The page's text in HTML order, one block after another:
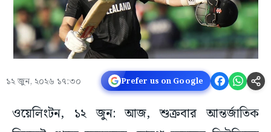
১২ জুন, ২০২৬ ১৭:৩০ Prefer us on Google
ওয়েলিংটন, ১২ জুন: আজ, শুক্রবার আন্তর্জাতিক